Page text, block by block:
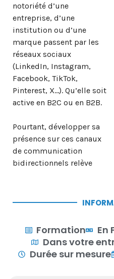
notoriété d’une
entreprise, d’une
institution ou d’une
marque passent par les
réseaux sociaux
(LinkedIn, Instagram,
Facebook, TikTok,
Pinterest, X…). Qu’elle soit
active en B2C ou en B2B.
Pourtant, développer sa
présence sur ces canaux
de communication
bidirectionnels relève
Formation
En
Dans votre
Durée sur mesure